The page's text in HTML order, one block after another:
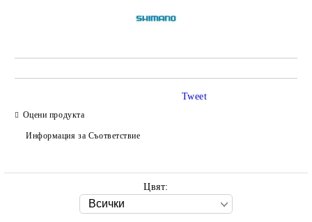
Оцени продукта
Информация за Съответствие
Tweet
Цвят: